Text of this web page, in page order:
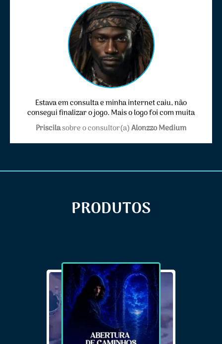
Estava em consulta e minha internet caiu, não
consegui finalizar o jogo. Mais o logo foi com muita
clareza. Irei chamar novamente daqui a pouco.
Priscilasobre o consultor(a)Alonzzo Medium
PRODUTOS